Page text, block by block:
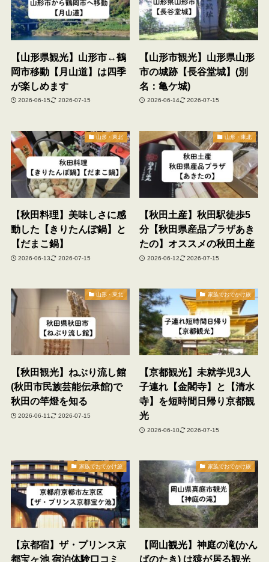
【山形県観光】山形市↔鶴
岡市移動【月山道】は四季
が楽しめます
2026-06-15 2026-07-15
【山形市観光】山形県山形
市の城跡【長谷堂城】(別
名：亀ケ城)
2026-06-14 2026-07-15
山形・東北
【秋田料理】美味しさに感
動した【きりたんぽ鍋】と
【だまこ鍋】
2026-06-13 2026-07-15
山形・東北
【秋田土産】秋田駅徒歩5
分【秋田県産品プラザあき
たの】オススメの秋田土産
2026-06-12 2026-07-15
山形・東北
【秋田観光】ねぶり流し館
(秋田市民族芸能伝承館)で
秋田の竿燈を知る
2026-06-11 2026-07-15
家族でおでかけ旅
【京都観光】未就学児3人
子連れ【金閣寺】と【清水
寺】を短時間日帰り京都観
光
2026-06-10 2026-07-15
家族でおでかけ旅
【京都宿】ザ・プリンス京
都宝ヶ池 宿泊体験口コミ
家族でおでかけ旅
【岡山観光】神庭の滝(かん
ばのたき) は猿が居る観光